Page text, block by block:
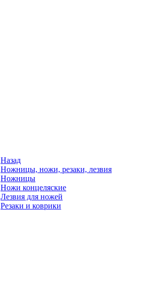
Назад
Ножницы, ножи, резаки, лезвия
Ножницы
Ножи концеляские
Лезвия для ножей
Резаки и коврики